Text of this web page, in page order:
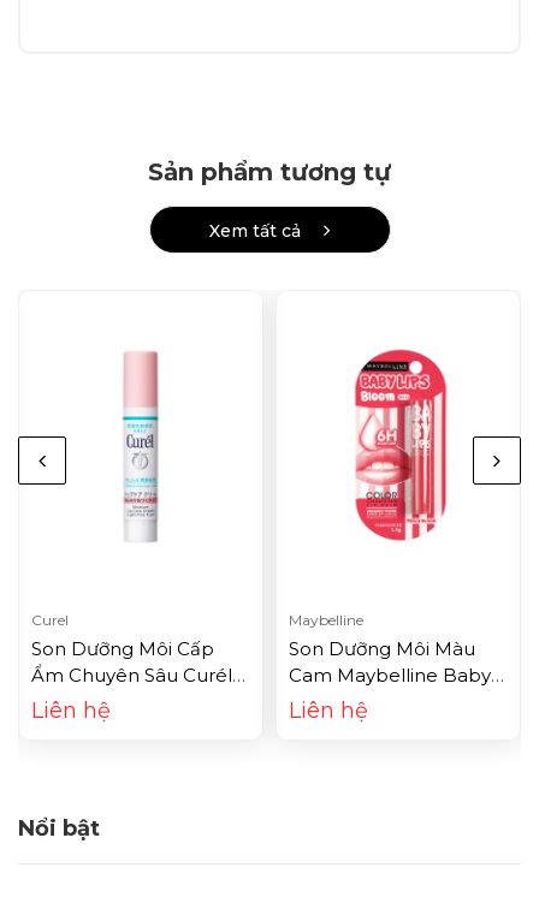
Sản phẩm tương tự
Xem tất cả
Curel
Son Dưỡng Môi Cấp
Ẩm Chuyên Sâu Curél
Intensive Moisture Care
Moisture Lip Care
Liên hệ
Maybelline
Son Dưỡng Môi Màu
Cam Maybelline Baby
Lips Color Changing Lip
Balm - Peach Bloom
Liên hệ
Nổi bật